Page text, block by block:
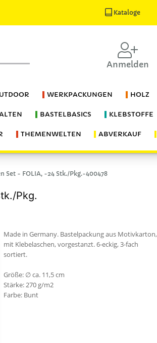
Kataloge
Anmelden
WERKPACKUNGEN HOLZ
BASTELBASICS KLEBSTOFFE
THEMENWELTEN ABVERKAUF
Set - FOLIA, -24 Stk./Pkg.-400478
Pkg.
Made in Germany. Bastelpackung aus Motivkarton,
mit Klebelaschen, vorgestanzt. 6-eckig, 3-fach
sortiert.
Größe: ∅ ca. 11,5 cm
Stärke: 270 g/m2
Farbe: Bunt